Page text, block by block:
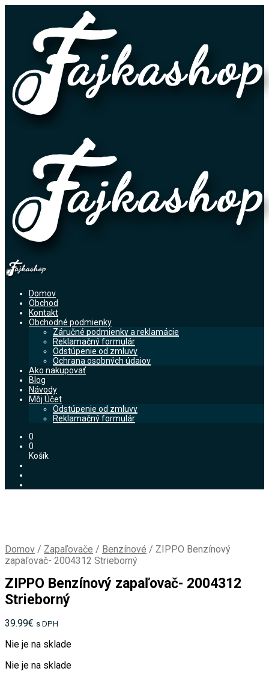
Domov
Obchod
Kontakt
Obchodné podmienky
Záručné podmienky a reklamácie
Reklamačný formulár
Odstúpenie od zmluvy
Ochrana osobných údajov
Ako nakupovať
Blog
Návody
Môj Účet
Odstúpenie od zmluvy
Reklamačný formulár
0
0
Košík
Domov / Zapaľovače / Benzínové / ZIPPO Benzínový
zapaľovač- 2004312 Strieborný
ZIPPO Benzínový zapaľovač- 2004312
Strieborný
39.99€ s DPH
Nie je na sklade
Nie je na sklade